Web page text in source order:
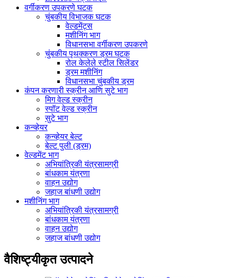
वर्गीकरण उपकरणे घटक
चुंबकीय विभाजक घटक
वेल्डमेंट्स
मशीनिंग भाग
विधानसभा वर्गीकरण उपकरणे
चुंबकीय पृथक्करण ड्रम घटक
रोल केलेले स्टील सिलेंडर
ड्रम मशीनिंग
विधानसभा चुंबकीय ड्रम
कंपन करणारी स्क्रीन आणि सुटे भाग
मिग वेल्ड स्क्रीन
स्पॉट वेल्ड स्क्रीन
सुटे भाग
कन्व्हेयर
कन्व्हेयर बेल्ट
बेल्ट पुली (ड्रम)
वेल्डमेंट भाग
अभियांत्रिकी यंत्रसामग्री
बांधकाम यंत्रणा
वाहन उद्योग
जहाज बांधणी उद्योग
मशीनिंग भाग
अभियांत्रिकी यंत्रसामग्री
बांधकाम यंत्रणा
वाहन उद्योग
जहाज बांधणी उद्योग
वैशिष्ट्यीकृत उत्पादने